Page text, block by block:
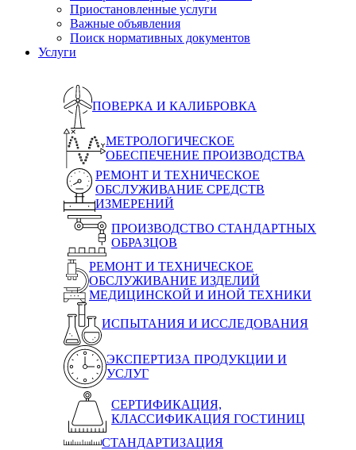
Приостановленные услуги
Важные объявления
Поиск нормативных документов
Услуги
ПОВЕРКА И КАЛИБРОВКА
МЕТРОЛОГИЧЕСКОЕ
ОБЕСПЕЧЕНИЕ ПРОИЗВОДСТВА
РЕМОНТ И ТЕХНИЧЕСКОЕ
ОБСЛУЖИВАНИЕ СРЕДСТВ
ИЗМЕРЕНИЙ
ПРОИЗВОДСТВО СТАНДАРТНЫХ
ОБРАЗЦОВ
РЕМОНТ И ТЕХНИЧЕСКОЕ
ОБСЛУЖИВАНИЕ ИЗДЕЛИЙ
МЕДИЦИНСКОЙ И ИНОЙ ТЕХНИКИ
ИСПЫТАНИЯ И ИССЛЕДОВАНИЯ
ЭКСПЕРТИЗА ПРОДУКЦИИ И
УСЛУГ
СЕРТИФИКАЦИЯ,
КЛАССИФИКАЦИЯ ГОСТИНИЦ
СТАНДАРТИЗАЦИЯ